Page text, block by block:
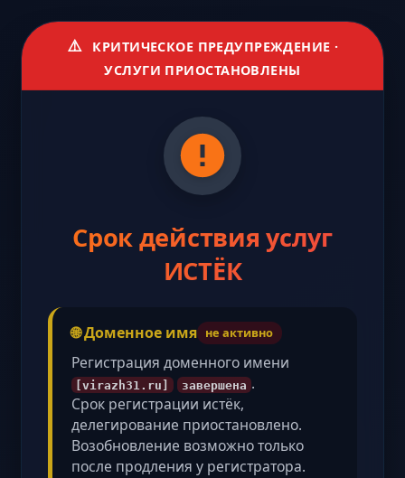
⚠️
КРИТИЧЕСКОЕ ПРЕДУПРЕЖДЕНИЕ ·
УСЛУГИ ПРИОСТАНОВЛЕНЫ
Срок действия услуг
ИСТЁК
🌐 Доменное имя не активно
Регистрация доменного имени
[virazh31.ru] завершена .
Срок регистрации истёк,
делегирование приостановлено.
Возобновление возможно только
после продления у регистратора.